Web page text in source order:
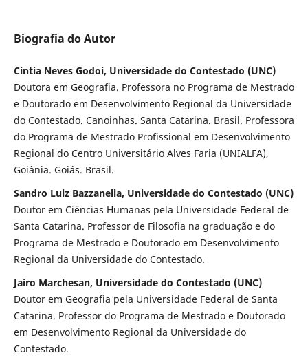
Biografia do Autor
Cintia Neves Godoi, Universidade do Contestado (UNC)
Doutora em Geografia. Professora no Programa de Mestrado
e Doutorado em Desenvolvimento Regional da Universidade
do Contestado. Canoinhas. Santa Catarina. Brasil. Professora
do Programa de Mestrado Profissional em Desenvolvimento
Regional do Centro Universitário Alves Faria (UNIALFA),
Goiânia. Goiás. Brasil.
Sandro Luiz Bazzanella, Universidade do Contestado (UNC)
Doutor em Ciências Humanas pela Universidade Federal de
Santa Catarina. Professor de Filosofia na graduação e do
Programa de Mestrado e Doutorado em Desenvolvimento
Regional da Universidade do Contestado.
Jairo Marchesan, Universidade do Contestado (UNC)
Doutor em Geografia pela Universidade Federal de Santa
Catarina. Professor do Programa de Mestrado e Doutorado
em Desenvolvimento Regional da Universidade do
Contestado.